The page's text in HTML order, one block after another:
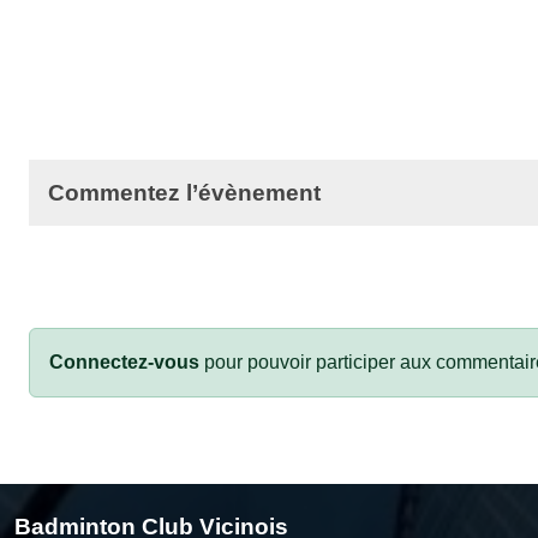
Commentez l’évènement
Connectez-vous pour pouvoir participer aux
Badminton Club Vicinois